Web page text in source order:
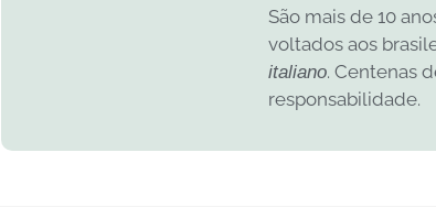
São mais de 10
voltados aos
italiano. Centenas
responsabilidade.